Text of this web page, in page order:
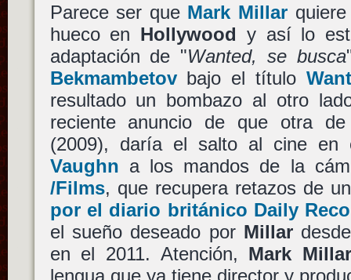
Parece ser que Mark Millar
hueco en Hollywood y así lo
adaptación de "Wanted, se busca
Bekmambetovbajo el título
resultado un bombazo al otro
reciente anuncio de que otra
(2009), daría el salto al cine
Vaughn a los mandos de la
/Films, que recupera retazos de
por el diario británico Daily
el sueño deseado por Millar
en el 2011. Atención, Mark Millar
lengua que ya tiene director y